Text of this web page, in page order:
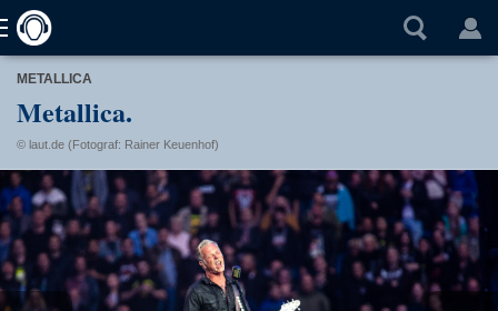
METALLICA
Metallica.
© laut.de (Fotograf: Rainer Keuenhof)